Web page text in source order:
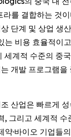
를 결합하는 것
단계 및 상업 생
는 비용 효율적이
세계적 수준의 중
개발 프로그램을
산업은 빠르게
, 그리고 세계적 수
약·바이오 기업들